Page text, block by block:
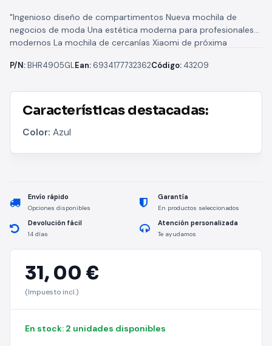
"Ingenioso diseño de compartimentos Nueva mochila de
negocios de moda Una estética moderna para profesionales
modernos La mochila de cercanías Xiaomi de próxima
P/N:BHR4905GLEan: 6934177732362Código: 43209
Características destacadas:
Color: Azul
Envío rápido
Opciones disponibles
Garantía
En productos seleccionados
Devolución fácil
14 días
Atención personalizada
Te ayudamos
31, 00 €
(Impuesto incl.)
En stock: 2 unidades disponibles